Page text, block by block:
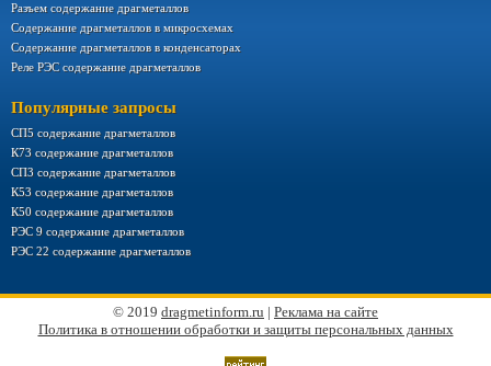
Разъем содержание драгметаллов
Содержание драгметаллов в микросхемах
Содержание драгметаллов в конденсаторах
Реле РЭС содержание драгметаллов
Популярные запросы
СП5 содержание драгметаллов
К73 содержание драгметаллов
СП3 содержание драгметаллов
К53 содержание драгметаллов
К50 содержание драгметаллов
РЭС 9 содержание драгметаллов
РЭС 22 содержание драгметаллов
© 2019 dragmetinform.ru | Реклама на сайте
Политика в отношении обработки и защиты персональных данных